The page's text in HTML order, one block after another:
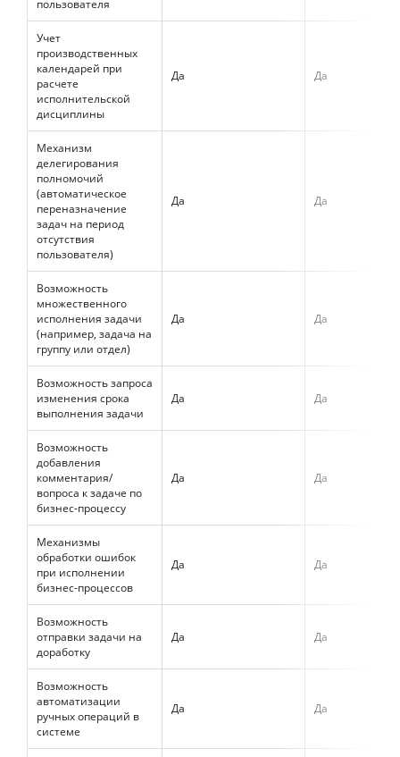
пользователя
Учет
производственных
календарей при
расчете
исполнительской
дисциплины
Да Да
Механизм
делегирования
полномочий
(автоматическое
переназначение
задач на период
отсутствия
пользователя)
Да Да
Возможность
множественного
исполнения задачи
(например, задача на
группу или отдел)
Да Да
Возможность запроса
изменения срока
выполнения задачи
Да Да
Возможность
добавления
комментария/
вопроса к задаче по
бизнес-процессу
Да Да
Механизмы
обработки ошибок
при исполнении
бизнес-процессов
Да Да
Возможность
отправки задачи на
доработку
Да Да
Возможность
автоматизации
ручных операций в
системе
Да Да